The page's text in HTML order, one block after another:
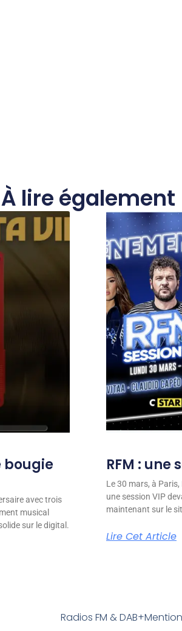
À lire également
bougie
avec trois
musical
sur le digital.
RFM : une
Le 30 mars, à
une session VIP
maintenant sur le
Lire Cet Article
Radios FM & DAB+